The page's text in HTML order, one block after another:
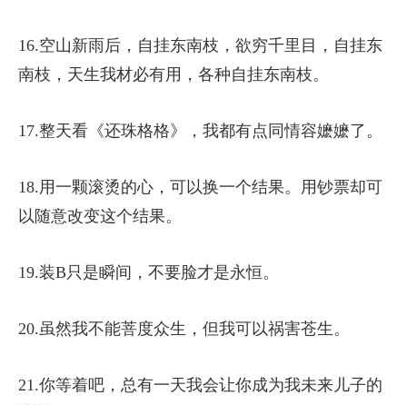
16.空山新雨后，自挂东南枝，欲穷千里目，自挂东
南枝，天生我材必有用，各种自挂东南枝。
17.整天看《还珠格格》，我都有点同情容嬷嬷了。
18.用一颗滚烫的心，可以换一个结果。用钞票却可
以随意改变这个结果。
19.装B只是瞬间，不要脸才是永恒。
20.虽然我不能菩度众生，但我可以祸害苍生。
21.你等着吧，总有一天我会让你成为我未来儿子的